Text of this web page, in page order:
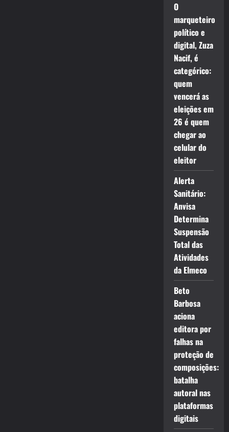
O
marqueteiro
político e
digital, Zuza
Nacif, é
categórico:
quem
vencerá as
eleições em
26 é quem
chegar ao
celular do
eleitor
Alerta
Sanitário:
Anvisa
Determina
Suspensão
Total das
Atividades
da Elmeco
Beto
Barbosa
aciona
editora por
falhas na
proteção de
composições:
batalha
autoral nas
plataformas
digitais